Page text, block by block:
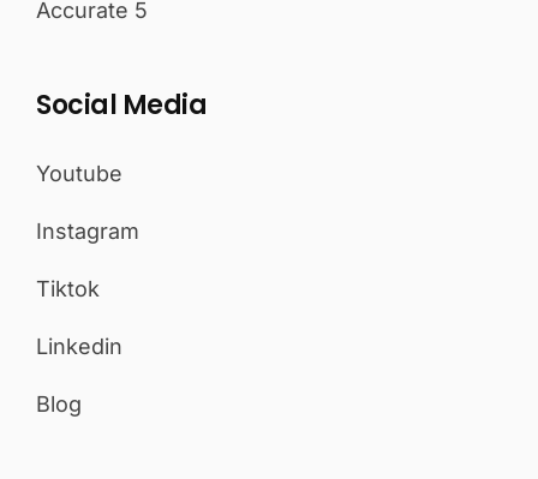
Accurate 5
Social Media
Youtube
Instagram
Tiktok
Linkedin
Blog